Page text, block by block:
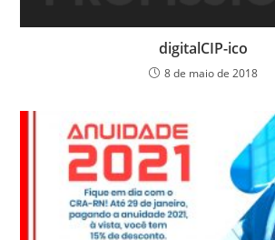
digitalCIP-ico
8 de maio de 2018